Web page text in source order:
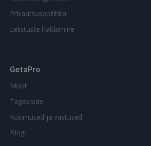
Privaatsuspoliitika
Eelistuste haldamine
GetaPro
Meist
Tagasiside
Küsimused ja vastused
Blogi